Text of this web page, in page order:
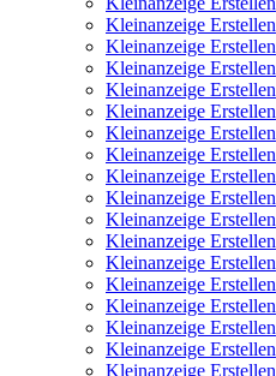
Kleinanzeige Erstellen
Kleinanzeige Erstellen
Kleinanzeige Erstellen
Kleinanzeige Erstellen
Kleinanzeige Erstellen
Kleinanzeige Erstellen
Kleinanzeige Erstellen
Kleinanzeige Erstellen
Kleinanzeige Erstellen
Kleinanzeige Erstellen
Kleinanzeige Erstellen
Kleinanzeige Erstellen
Kleinanzeige Erstellen
Kleinanzeige Erstellen
Kleinanzeige Erstellen
Kleinanzeige Erstellen
Kleinanzeige Erstellen